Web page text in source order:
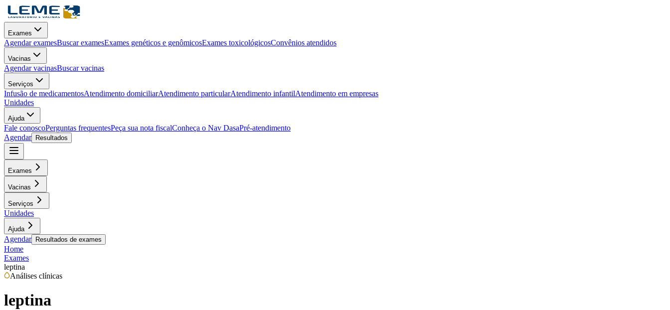
Exames
Agendar examesBuscar examesExames genéticos e genômicosExames toxicológicosConvênios atendidos
Vacinas
Agendar vacinasBuscar vacinas
Serviços
Infusão de medicamentosAtendimento domiciliarAtendimento particularAtendimento infantilAtendimento em empresas
Unidades
Ajuda
Fale conoscoPerguntas frequentesPeça sua nota fiscalConheça o Nav DasaPré-atendimento
Agendar
Resultados
Exames
Vacinas
Serviços
Unidades
Ajuda
Agendar Resultados de exames
Home
Exames
leptina
Análises clínicas
leptina